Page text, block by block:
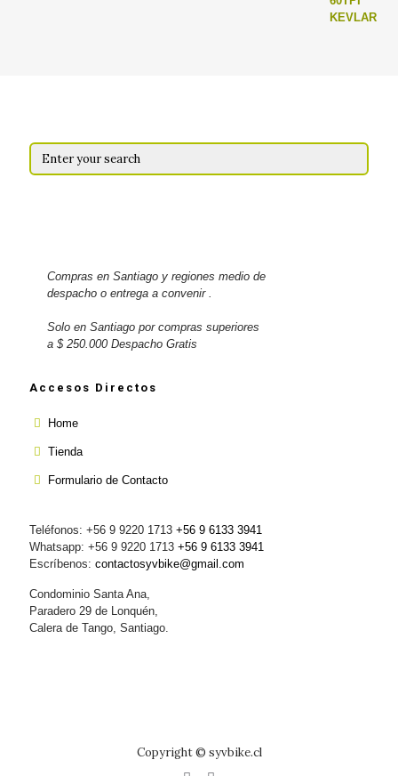
Compras en Santiago y regiones medio de
despacho o entrega a convenir .
Solo en Santiago por compras superiores
a $ 250.000 Despacho Gratis
Accesos Directos
Home
Tienda
Formulario de Contacto
Teléfonos: +56 9 9220 1713 +56 9 6133 3941
Whatsapp: +56 9 9220 1713 +56 9 6133 3941
Escríbenos: contactosyvbike@gmail.com
Condominio Santa Ana,
Paradero 29 de Lonquén,
Calera de Tango, Santiago.
Copyright © syvbike.cl